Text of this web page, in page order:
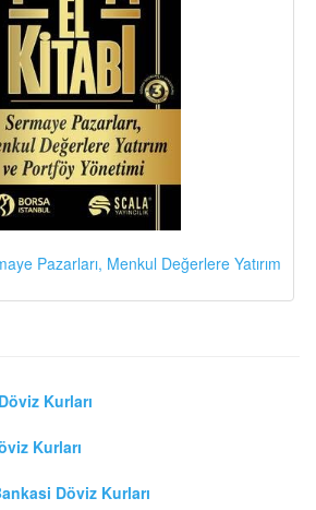
Pazarları, Menkul Değerlere Yatırım
Kurları
Kurları
Döviz Kurları